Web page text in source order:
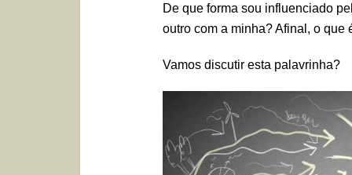
De que forma sou influenciado
outro com a minha? Afinal, o que
Vamos discutir esta palavrinha?